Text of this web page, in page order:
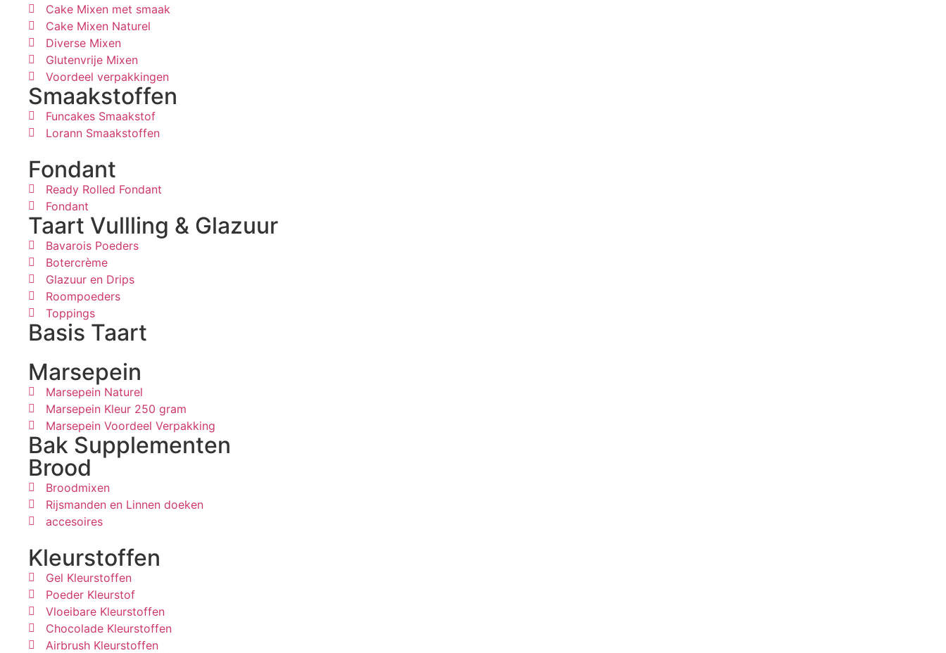
Cake Mixen met smaak
Cake Mixen Naturel
Diverse Mixen
Glutenvrije Mixen
Voordeel verpakkingen
Smaakstoffen
Funcakes Smaakstof
Lorann Smaakstoffen
Fondant
Ready Rolled Fondant
Fondant
Taart Vullling & Glazuur
Bavarois Poeders
Botercrème
Glazuur en Drips
Roompoeders
Toppings
Basis Taart
Marsepein
Marsepein Naturel
Marsepein Kleur 250 gram
Marsepein Voordeel Verpakking
Bak Supplementen
Brood
Broodmixen
Rijsmanden en Linnen doeken
accesoires
Kleurstoffen
Gel Kleurstoffen
Poeder Kleurstof
Vloeibare Kleurstoffen
Chocolade Kleurstoffen
Airbrush Kleurstoffen